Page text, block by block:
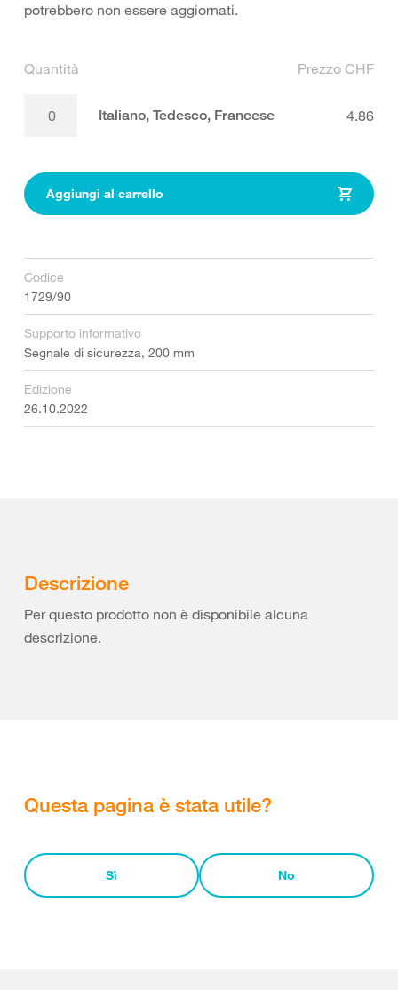
potrebbero non essere aggiornati.
Quantità Prezzo CHF
Italiano, Tedesco, Francese 4.86
Aggiungi al carrello
Codice
1729/90
Supporto informativo
Segnale di sicurezza, 200 mm
Edizione
26.10.2022
Descrizione
Per questo prodotto non è disponibile alcuna
descrizione.
Questa pagina è stata utile?
Sì No